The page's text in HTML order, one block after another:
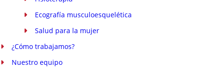
Ecografía musculoesquelética
Salud para la mujer
¿Cómo trabajamos?
Nuestro equipo